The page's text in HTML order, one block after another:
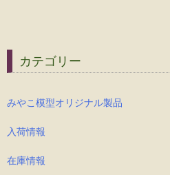
カテゴリー
みやこ模型オリジナル製品
入荷情報
在庫情報